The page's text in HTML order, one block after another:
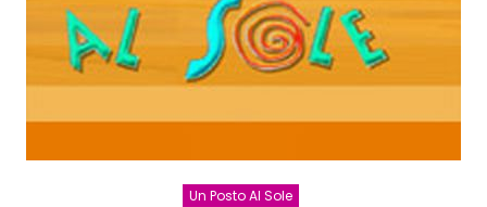
Un Posto Al Sole